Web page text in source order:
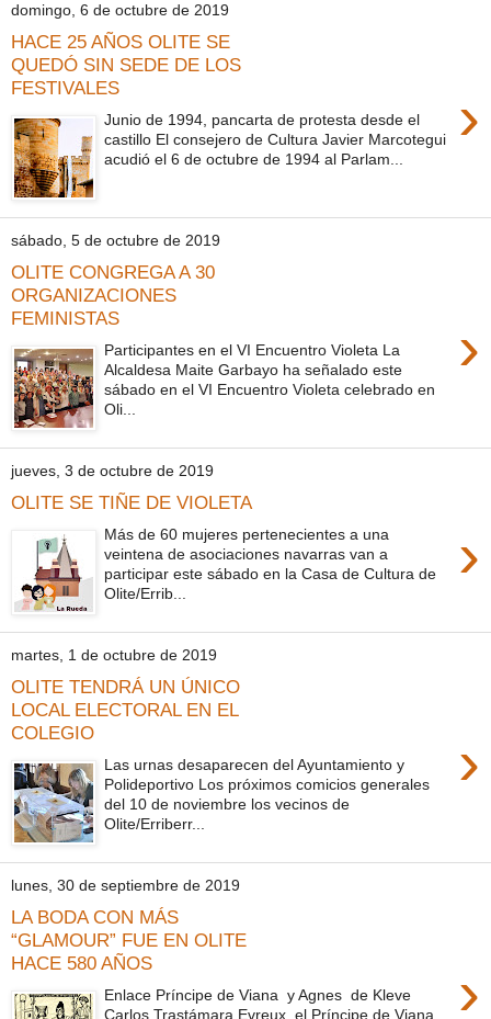
domingo, 6 de octubre de 2019
HACE 25 AÑOS OLITE SE
QUEDÓ SIN SEDE DE LOS
FESTIVALES
›
Junio de 1994, pancarta de protesta desde el
castillo El consejero de Cultura Javier Marcotegui
acudió el 6 de octubre de 1994 al Parlam...
sábado, 5 de octubre de 2019
OLITE CONGREGA A 30
ORGANIZACIONES
FEMINISTAS
›
Participantes en el VI Encuentro Violeta La
Alcaldesa Maite Garbayo ha señalado este
sábado en el VI Encuentro Violeta celebrado en
Oli...
jueves, 3 de octubre de 2019
OLITE SE TIÑE DE VIOLETA
›
Más de 60 mujeres pertenecientes a una
veintena de asociaciones navarras van a
participar este sábado en la Casa de Cultura de
Olite/Errib...
martes, 1 de octubre de 2019
OLITE TENDRÁ UN ÚNICO
LOCAL ELECTORAL EN EL
COLEGIO
›
Las urnas desaparecen del Ayuntamiento y
Polideportivo Los próximos comicios generales
del 10 de noviembre los vecinos de
Olite/Erriberr...
lunes, 30 de septiembre de 2019
LA BODA CON MÁS
“GLAMOUR” FUE EN OLITE
HACE 580 AÑOS
›
Enlace Príncipe de Viana y Agnes de Kleve
Carlos Trastámara Evreux, el Príncipe de Viana